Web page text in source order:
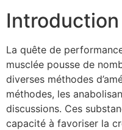
Introduction
La quête de
musclée pousse de
diverses méthodes
méthodes, les
discussions. Ces
capacité à favoriser la